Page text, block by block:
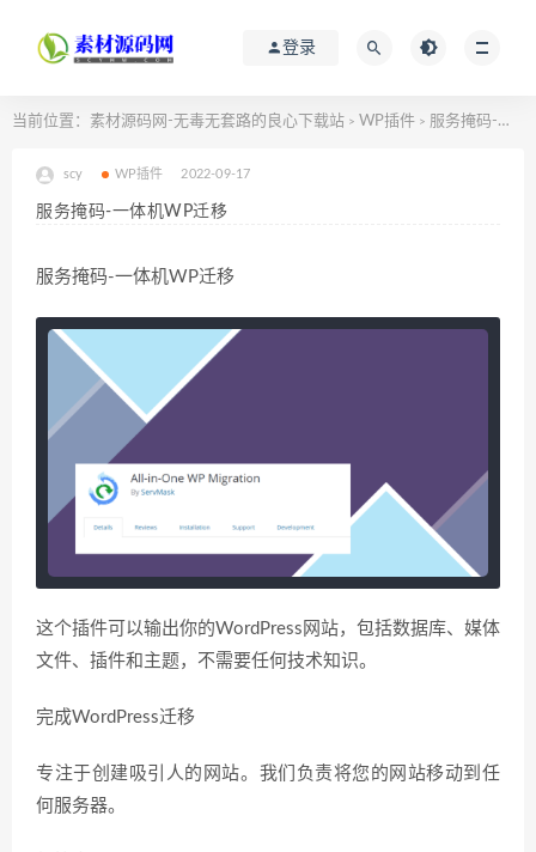
登录
当前位置： 素材源码网-无毒无套路的良心下载站 > WP插件 > 服务掩码-一体机WP迁移
scy WP插件 2022-09-17
服务掩码-一体机WP迁移
服务掩码-一体机WP迁移
这个插件可以输出你的WordPress网站，包括数据库、媒体
文件、插件和主题，不需要任何技术知识。
完成WordPress迁移
专注于创建吸引人的网站。我们负责将您的网站移动到任
何服务器。